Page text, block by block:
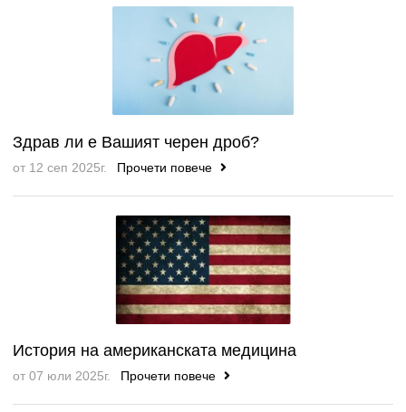
Здрав ли е Вашият черен дроб?
от 12 сеп 2025г. Прочети повече
История на американската медицина
от 07 юли 2025г. Прочети повече